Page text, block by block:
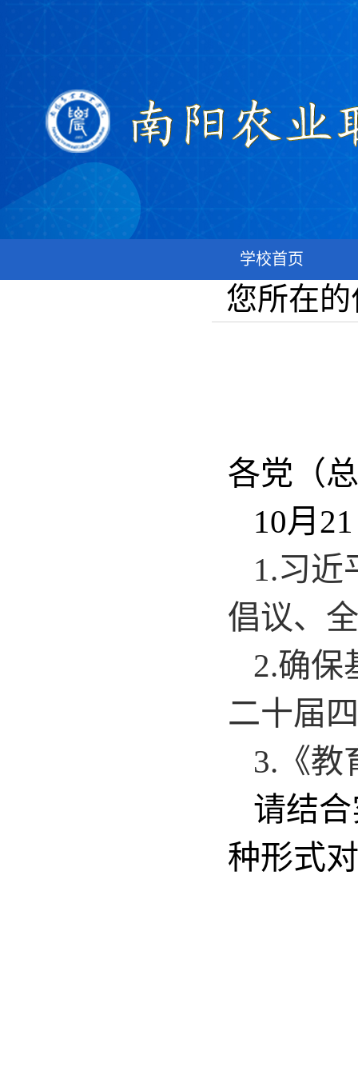
学校首页
您所在
各党（
10月
1.习近
倡议、
2.确
二十届
3.《教
请结
种形式